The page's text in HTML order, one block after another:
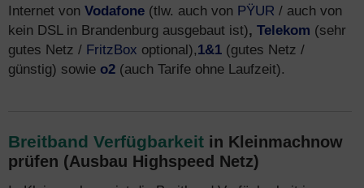
Internet von Vodafone (tlw. auch von PŸUR / auch von
kein DSL in Brandenburg ausgebaut ist), Telekom (sehr
gutes Netz / FritzBox optional),1&1 (gutes Netz /
günstig) sowie o2 (auch Tarife ohne Laufzeit).
Breitband Verfügbarkeit in Kleinmachnow
prüfen (Ausbau Highspeed Netz)